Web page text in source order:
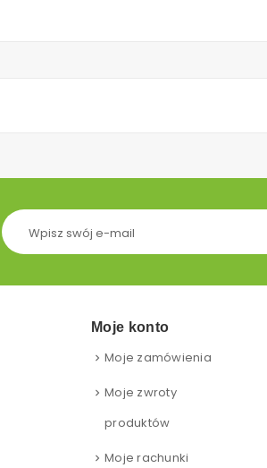
Moje konto
Moje zamówienia
Moje zwroty
produktów
Moje rachunki